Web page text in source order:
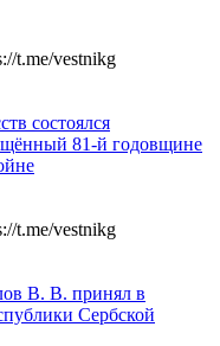
t.me/vestnikg
состоялся
81-й годовщине
t.me/vestnikg
В. В. принял в
Сербской